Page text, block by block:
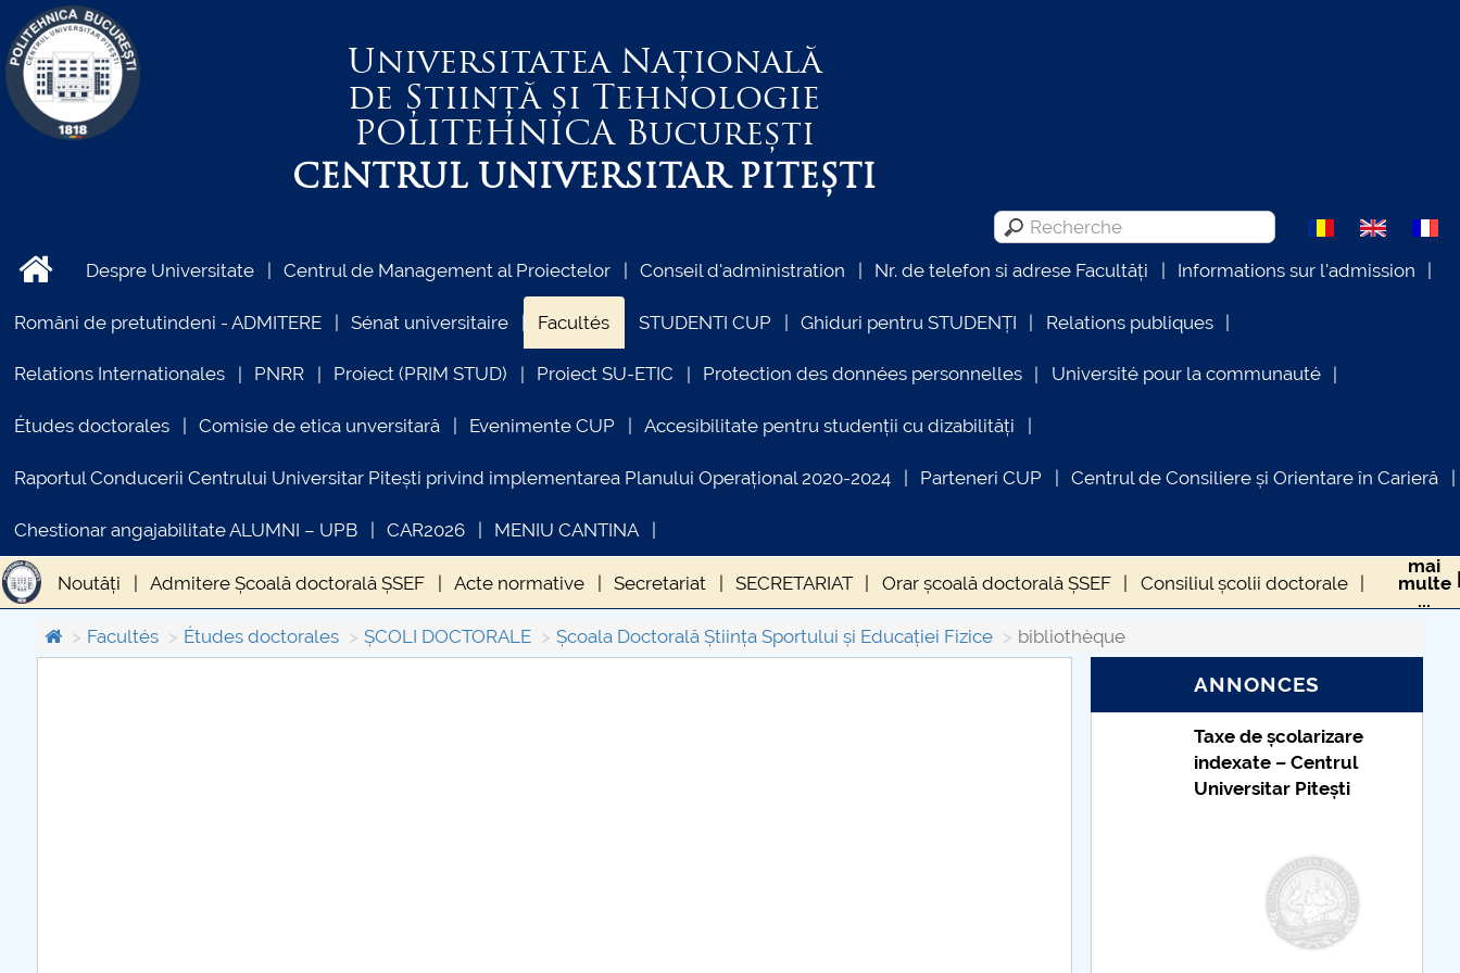
Universitatea Națională
de Știință și Tehnologie
POLITEHNICABucurești
CENTRUL UNIVERSITAR PITEȘTI
Despre Universitate Centrul de Management al Proiectelor Conseil d'administration Nr. de telefon si adrese Facultăți Informations sur l'admission
Români de pretutindeni - ADMITERE Sénat universitaire Facultés STUDENTI CUP Ghiduri pentru STUDENȚI Relations publiques
Relations Internationales PNRR Proiect (PRIM STUD) Proiect SU-ETIC Protection des données personnelles Université pour la communauté
Études doctorales Comisie de etica unversitară Evenimente CUP Accesibilitate pentru studenții cu dizabilități
Raportul Conducerii Centrului Universitar Pitești privind implementarea Planului Operațional 2020-2024 Parteneri CUP Centrul de Consiliere și Orientare în Carieră
Chestionar angajabilitate ALUMNI – UPB CAR2026 MENIU CANTINA
Noutăți Admitere Școală doctorală ȘSEF Acte normative Secretariat SECRETARIAT Orar școală doctorală ȘSEF Consiliul școlii doctorale
Conducători de doctorat ȘSEF PLANURI DE INVATAMANT Teze de doctorat Abilitare FISE DISCIPLINELOR C Recherche
mai
multe
...
Facultés
Études doctorales ȘCOLI DOCTORALE Școala Doctorală Știința Sportului și Educației Fizice bibliothèque
ANNONCES
Taxe de școlarizare
indexate – Centrul
Universitar Pitești